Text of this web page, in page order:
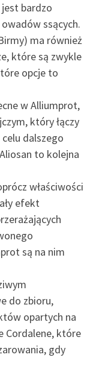
bardzo
ssących.
ma również
które są zwykle
opcje to
w Alliumprot,
który łączy
dalszego
to kolejna
właściwości
efekt
są na nim
do zbioru,
opartych na
Cordalene, które
gdy